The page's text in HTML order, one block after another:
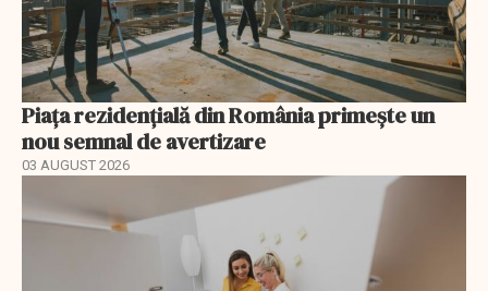
Piața rezidențială din România primește un
nou semnal de avertizare
03 AUGUST 2026